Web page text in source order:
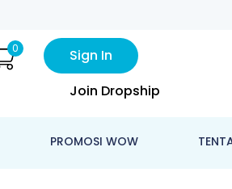
0
Sign In
Join Dropship
PROMOSI WOW